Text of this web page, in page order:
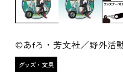
©あfろ・芳文社／野外活